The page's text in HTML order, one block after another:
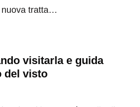
nuova tratta…
visitarla e guida
del visto